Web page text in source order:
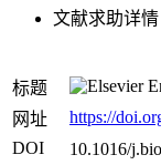
文献求助详情
标题
网址
https://
DOI
10.1016/